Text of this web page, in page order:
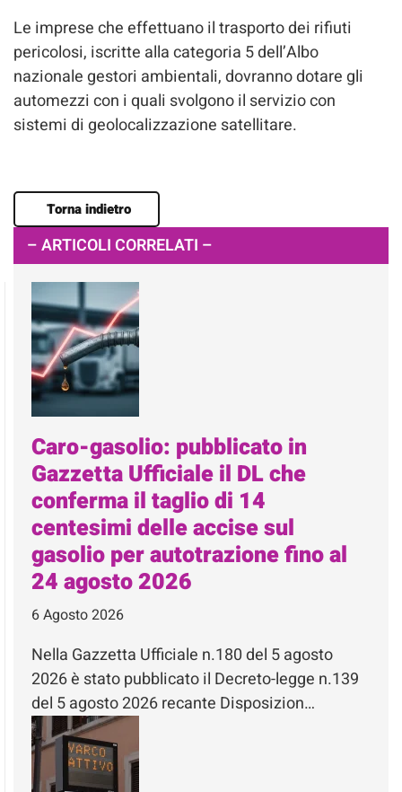
Le imprese che effettuano il trasporto dei rifiuti
pericolosi, iscritte alla categoria 5 dell’Albo
nazionale gestori ambientali, dovranno dotare gli
automezzi con i quali svolgono il servizio con
sistemi di geolocalizzazione satellitare.
Torna indietro
– ARTICOLI CORRELATI –
Caro-gasolio: pubblicato in
Gazzetta Ufficiale il DL che
conferma il taglio di 14
centesimi delle accise sul
gasolio per autotrazione fino al
24 agosto 2026
6 Agosto 2026
Nella Gazzetta Ufficiale n.180 del 5 agosto
2026 è stato pubblicato il Decreto-legge n.139
del 5 agosto 2026 recante Disposizion…